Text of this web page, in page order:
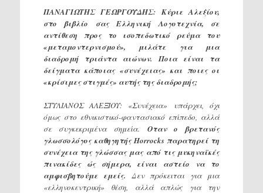
ΠΑΝΑΓΙΩΤΗΣ ΓΕΩΡΓΟΥΔΗΣ: Κύριε Αλεξίου,
στο βιβλίο σας Ελληνική Λογοτεχνία, σε
αντίθεση προς το ισοπεδωτικό ρεύμα του
«μεταμοντερνισμού», μιλάτε για μια
διαδρομή τριάντα αιώνων. Ποια είναι τα
δείγματα κάποιας «συνέχειας» και ποιες οι
«κρίσιμες στιγμές» αυτής της διαδρομής;
ΣΤΥΛΙΑΝΟΣ ΑΛΕΞΙΟΥ: «Συνέχεια» υπάρχει, όχι
όμως στο εθνικιστικό-φαντασιακό επίπεδο, αλλά
σε συγκεκριμένα σημεία. Οταν ο βρετανός
γλωσσολόγος καθηγητής Horrocks παρατηρεί τη
συνέχεια της γλώσσας μας από τις μυκηναϊκές
πινακίδες ώς σήμερα, είναι αστείο να το
αμφισβητούμε εμείς. Δεν πρόκειται για μια
«ελληνοκεντρική» θέση, αλλά απλώς για την